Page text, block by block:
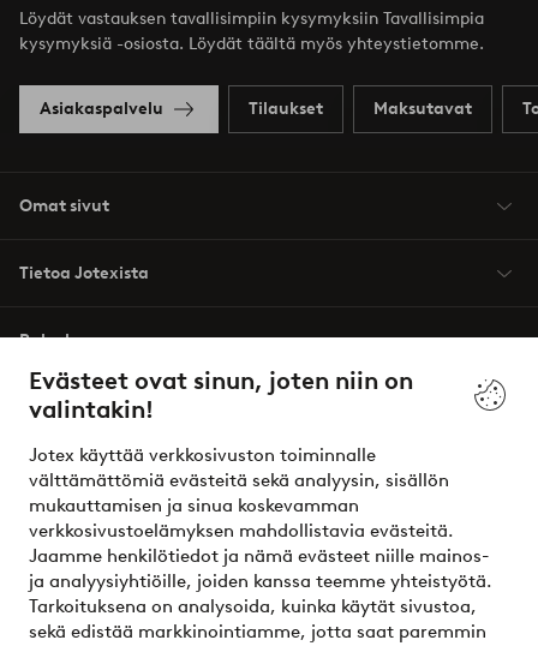
Evästeet ovat sinun, joten niin on
valintakin!
Jotex käyttää verkkosivuston toiminnalle
välttämättömiä evästeitä sekä analyysin, sisällön
mukauttamisen ja sinua koskevamman
verkkosivustoelämyksen mahdollistavia evästeitä.
Jaamme henkilötiedot ja nämä evästeet niille mainos-
ja analyysiyhtiöille, joiden kanssa teemme yhteistyötä.
Tarkoituksena on analysoida, kuinka käytät sivustoa,
sekä edistää markkinointiamme, jotta saat paremmin
Löydät vastauksen tavallisimpiin kysymyksiin Tavallisimpia
kysymyksiä -osiosta. Löydät täältä myös yhteystietomme.
Asiakaspalvelu Tilaukset Maksutavat
Omat sivut
Tietoa Jotexista
Palvelumme
Ehdot
Ystävät
Turvalliset maksut – maksa nyt tai erissä
Haluatko tietää lisää maksuvaihtoehdoistamme?